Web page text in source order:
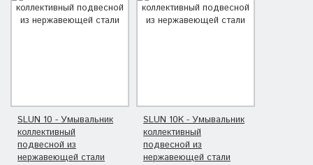
SLUN 10 - Умывальник
коллективный
подвесной из
нержавеющей стали
SLUN 10K - Умывальник
коллективный
подвесной из
нержавеющей стали